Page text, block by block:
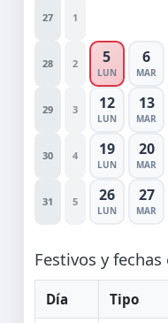
27 1
28 2 5
LUN
6
MAR
29 3 12
LUN
13
MAR
30 4 19
LUN
20
MAR
31 5 26
LUN
27
MAR
Festivos y
Día Tipo